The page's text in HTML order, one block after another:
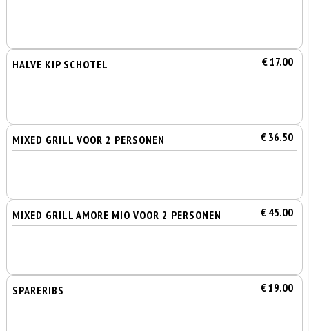
HALVE KIP SCHOTEL € 17.00
MIXED GRILL VOOR 2 PERSONEN € 36.50
MIXED GRILL AMORE MIO VOOR 2 PERSONEN € 45.00
SPARERIBS € 19.00